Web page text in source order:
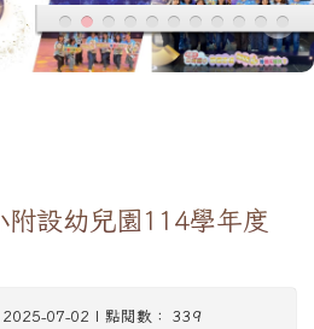
附設幼兒園114學年度
2025-07-02 | 點閱數： 339